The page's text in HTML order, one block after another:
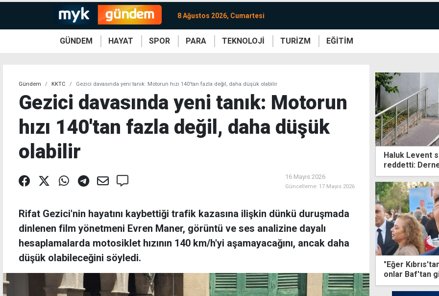
8 Ağustos 2026, Cumartesi
GÜNDEM HAYAT SPOR PARA TEKNOLOJİ TURİZM EĞİTİM
Gündem KKTC Gezici davasında yeni tanık: Motorun hızı 140'tan fazla değil, daha düşük olabilir
Gezici davasında yeni tanık: Motorun
hızı 140'tan fazla değil, daha düşük
olabilir
16 Mayıs 2026
Güncelleme: 17 Mayıs 2026
Rifat Gezici'nin hayatını kaybettiği trafik kazasına ilişkin dünkü duruşmada
dinlenen film yönetmeni Evren Maner, görüntü ve ses analizine dayalı
hesaplamalarda motosiklet hızının 140 km/h'yi aşamayacağını, ancak daha
düşük olabileceğini söyledi.
Haluk Levent
reddetti:
dokunmadım
"Eğer
onlar Baf'tan